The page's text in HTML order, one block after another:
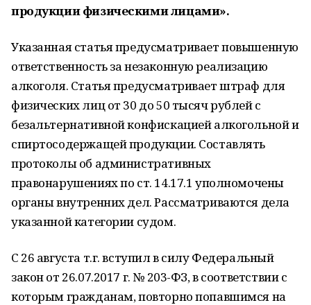
продукции физическими лицами».
Указанная статья предусматривает повышенную
ответственность за незаконную реализацию
алкоголя. Статья предусматривает штраф для
физических лиц от 30 до 50 тысяч рублей с
безальтернативной конфискацией алкогольной и
спиртосодержащей продукции. Составлять
протоколы об административных
правонарушениях по ст. 14.17.1 уполномочены
органы внутренних дел. Рассматриваются дела
указанной категории судом.
С 26 августа т.г. вступил в силу Федеральный
закон от 26.07.2017 г. № 203-ФЗ, в соответствии с
которым гражданам, повторно попавшимся на